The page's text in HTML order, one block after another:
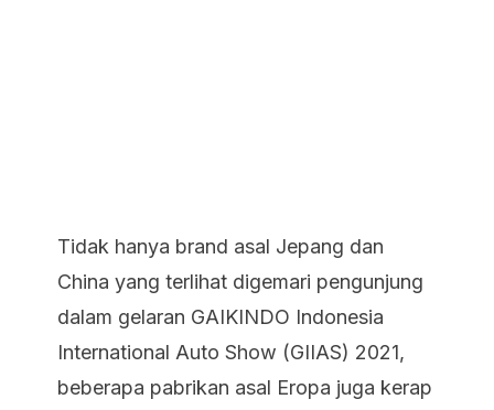
Tidak hanya brand asal Jepang dan
China yang terlihat digemari pengunjung
dalam gelaran GAIKINDO Indonesia
International Auto Show (GIIAS) 2021,
beberapa pabrikan asal Eropa juga kerap